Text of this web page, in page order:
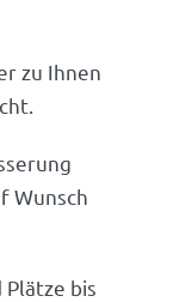
zu Ihnen
Wunsch
Plätze bis